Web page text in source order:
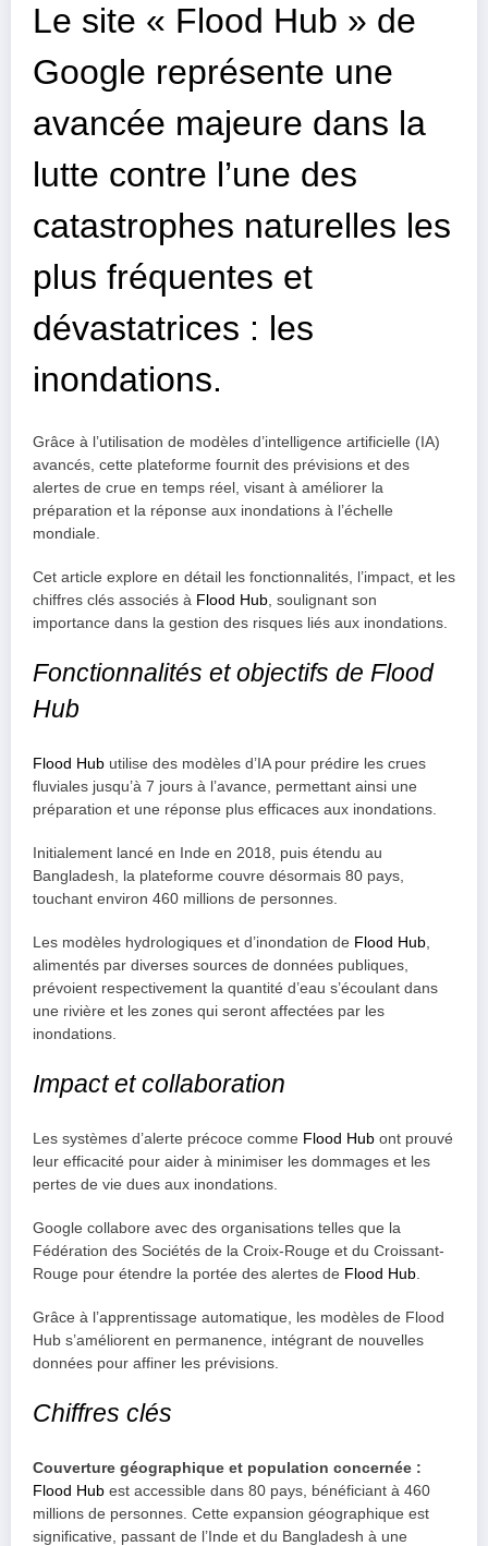
Le site « Flood Hub » de
Google représente une
avancée majeure dans la
lutte contre l’une des
catastrophes naturelles les
plus fréquentes et
dévastatrices : les
inondations.
Grâce à l’utilisation de modèles d’intelligence artificielle (IA)
avancés, cette plateforme fournit des prévisions et des
alertes de crue en temps réel, visant à améliorer la
préparation et la réponse aux inondations à l’échelle
mondiale.
Cet article explore en détail les fonctionnalités, l’impact, et les
chiffres clés associés à Flood Hub, soulignant son
importance dans la gestion des risques liés aux inondations.
Fonctionnalités et objectifs de Flood
Hub
Flood Hub utilise des modèles d’IA pour prédire les crues
fluviales jusqu’à 7 jours à l’avance, permettant ainsi une
préparation et une réponse plus efficaces aux inondations.
Initialement lancé en Inde en 2018, puis étendu au
Bangladesh, la plateforme couvre désormais 80 pays,
touchant environ 460 millions de personnes.
Les modèles hydrologiques et d’inondation de Flood Hub,
alimentés par diverses sources de données publiques,
prévoient respectivement la quantité d’eau s’écoulant dans
une rivière et les zones qui seront affectées par les
inondations.
Impact et collaboration
Les systèmes d’alerte précoce comme Flood Hub ont prouvé
leur efficacité pour aider à minimiser les dommages et les
pertes de vie dues aux inondations.
Google collabore avec des organisations telles que la
Fédération des Sociétés de la Croix-Rouge et du Croissant-
Rouge pour étendre la portée des alertes de Flood Hub.
Grâce à l’apprentissage automatique, les modèles de Flood
Hub s’améliorent en permanence, intégrant de nouvelles
données pour affiner les prévisions.
Chiffres clés
Couverture géographique et population concernée :
Flood Hub est accessible dans 80 pays, bénéficiant à 460
millions de personnes. Cette expansion géographique est
significative, passant de l’Inde et du Bangladesh à une